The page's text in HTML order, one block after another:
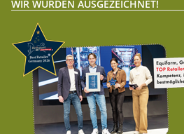
WIR WURDEN AUSGEZEICHNET!